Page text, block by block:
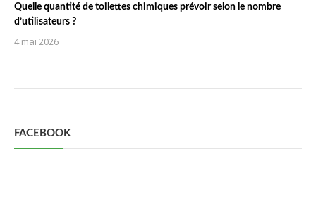
Quelle quantité de toilettes chimiques prévoir selon le nombre
d’utilisateurs ?
4 mai 2026
FACEBOOK